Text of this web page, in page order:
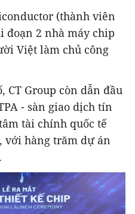
(thành viên
đoạn 2 nhà máy chip
Việt làm chủ công
CT Group còn dẫn đầu
- sàn giao dịch tín
tài chính quốc tế
với hàng trăm dự án